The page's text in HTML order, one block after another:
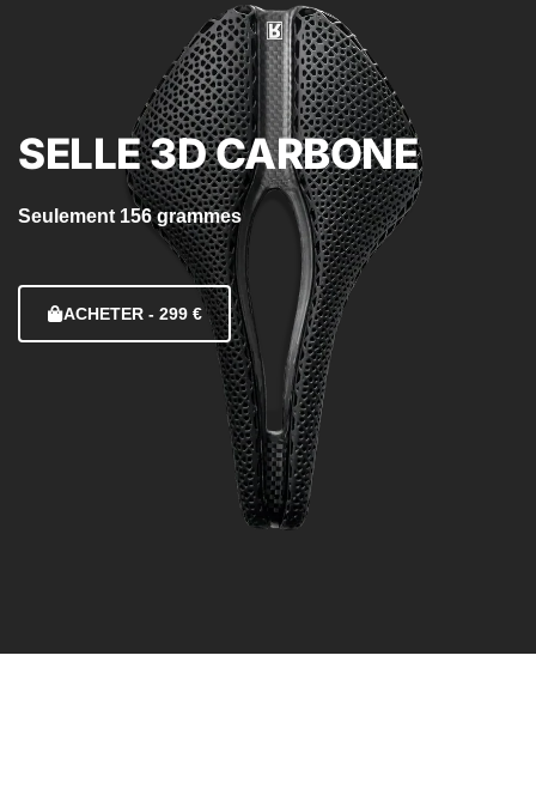
SELLE 3D CARBONE
Seulement 156 grammes
ACHETER - 299 €